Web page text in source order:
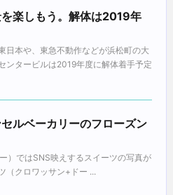
楽しもう。解体は2019年
日本や、東急不動作などが浜松町の大
ンタービルは2019年度に解体着手予定
ルベーカリーのフローズン
）ではSNS映えするスイーツの写真が
（クロワッサン+ドー ...